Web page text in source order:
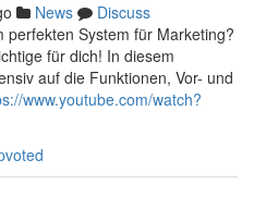
News
Discuss
perfekten System für Marketing?
für dich! In diesem
auf die Funktionen, Vor- und
www.youtube.com/watch?